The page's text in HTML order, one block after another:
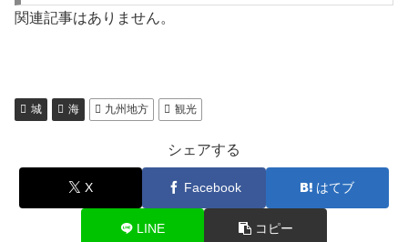
関連記事はありません。
城 海 九州地方 観光
シェアする
X Facebook はてブ
LINE コピー